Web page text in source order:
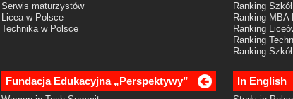
Serwis maturzystów
Licea w Polsce
Technika w Polsce
Ranking
Ranking
Ranking
Ranking
Ranking
Fundacja Edukacyjna „Perspektywy” In English